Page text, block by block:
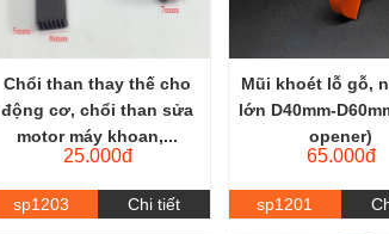
Chổi than thay thế cho
động cơ, chổi than sửa
motor máy khoan,...
25.000đ
sp1203 Chi tiết
Mũi khoét lỗ gỗ,
lớn D40mm-
opener)
65.000đ
sp1201